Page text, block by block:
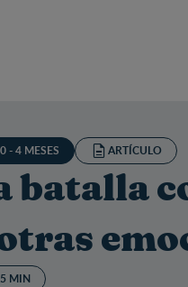
0 - 4 MESES ARTÍCULO
batalla
5 MIN